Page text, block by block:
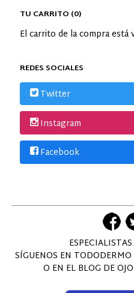
TU CARRITO (0)
El carrito de la compra está
REDES SOCIALES
Twitter
Instagram
Facebook
SÍGUENOS EN
O EN EL BLOG DE